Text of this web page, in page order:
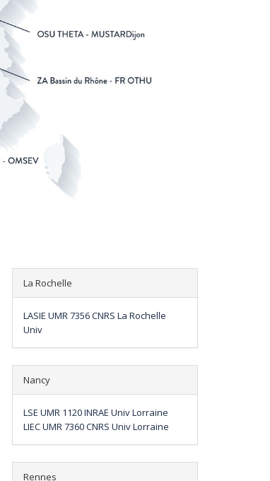
La Rochelle
LASIE UMR 7356 CNRS La Rochelle
Univ
Nancy
LSE UMR 1120 INRAE Univ Lorraine
LIEC UMR 7360 CNRS Univ Lorraine
Rennes